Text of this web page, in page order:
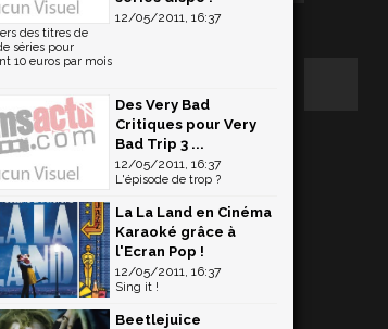
12/05/2011, 16:37
des titres de
séries pour
10 euros par mois
Des Very Bad
Critiques pour Very
Bad Trip 3 ...
12/05/2011, 16:37
L'épisode de trop ?
La La Land en Cinéma
Karaoké grâce à
l'Ecran Pop !
12/05/2011, 16:37
Sing it !
Beetlejuice